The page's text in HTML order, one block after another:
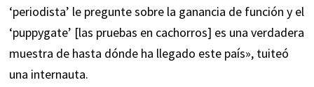
‘periodista’ le pregunte sobre la ganancia de función y el
‘puppygate’ [las pruebas en cachorros] es una verdadera
muestra de hasta dónde ha llegado este país», tuiteó
una internauta.